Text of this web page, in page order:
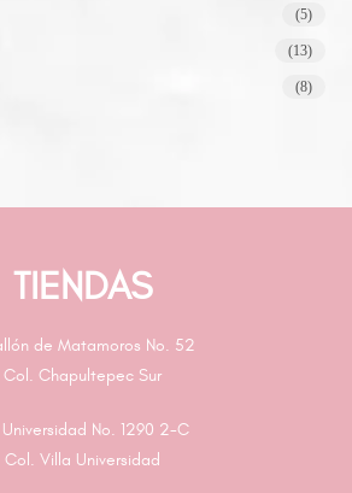
(5)
(13)
(8)
TIENDAS
de Matamoros No. 52
Col. Chapultepec Sur
No. 1290 2-C
Col. Villa Universidad